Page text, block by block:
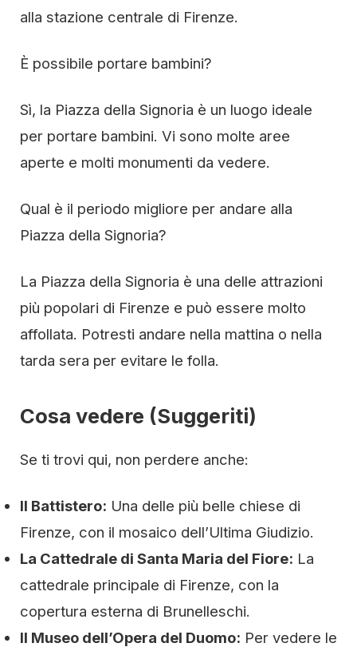
alla stazione centrale di Firenze.
È possibile portare bambini?
Sì, la Piazza della Signoria è un luogo ideale
per portare bambini. Vi sono molte aree
aperte e molti monumenti da vedere.
Qual è il periodo migliore per andare alla
Piazza della Signoria?
La Piazza della Signoria è una delle attrazioni
più popolari di Firenze e può essere molto
affollata. Potresti andare nella mattina o nella
tarda sera per evitare le folla.
Cosa vedere (Suggeriti)
Se ti trovi qui, non perdere anche:
Il Battistero: Una delle più belle chiese di
Firenze, con il mosaico dell’Ultima Giudizio.
La Cattedrale di Santa Maria del Fiore: La
cattedrale principale di Firenze, con la
copertura esterna di Brunelleschi.
Il Museo dell’Opera del Duomo: Per vedere le